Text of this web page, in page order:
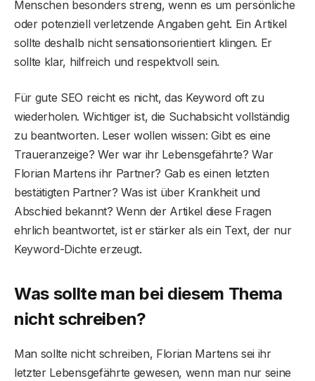
Menschen besonders streng, wenn es um persönliche
oder potenziell verletzende Angaben geht. Ein Artikel
sollte deshalb nicht sensationsorientiert klingen. Er
sollte klar, hilfreich und respektvoll sein.
Für gute SEO reicht es nicht, das Keyword oft zu
wiederholen. Wichtiger ist, die Suchabsicht vollständig
zu beantworten. Leser wollen wissen: Gibt es eine
Traueranzeige? Wer war ihr Lebensgefährte? War
Florian Martens ihr Partner? Gab es einen letzten
bestätigten Partner? Was ist über Krankheit und
Abschied bekannt? Wenn der Artikel diese Fragen
ehrlich beantwortet, ist er stärker als ein Text, der nur
Keyword-Dichte erzeugt.
Was sollte man bei diesem Thema
nicht schreiben?
Man sollte nicht schreiben, Florian Martens sei ihr
letzter Lebensgefährte gewesen, wenn man nur seine